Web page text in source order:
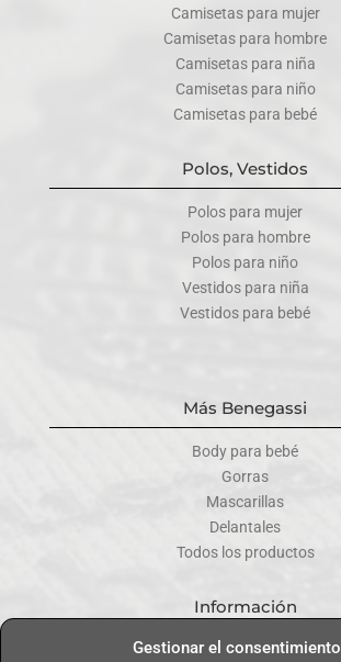
Gestionar el consentimiento
Camisetas para mujer
Camisetas para hombre
Camisetas para niña
Camisetas para niño
Camisetas para bebé
Polos, Vestidos
Polos para mujer
Polos para hombre
Polos para niño
Vestidos para niña
Vestidos para bebé
Más Benegassi
Body para bebé
Gorras
Mascarillas
Delantales
Todos los productos
Información
Contacta